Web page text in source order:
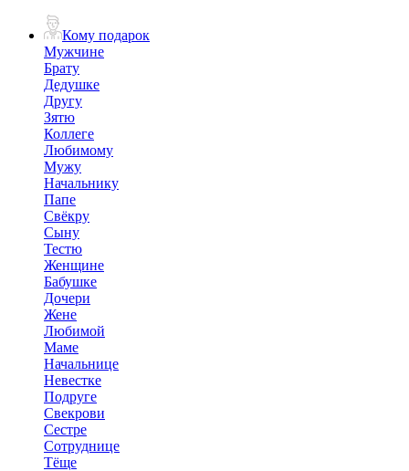
Кому подарок
Мужчине
Брату
Дедушке
Другу
Зятю
Коллеге
Любимому
Мужу
Начальнику
Папе
Свёкру
Сыну
Тестю
Женщине
Бабушке
Дочери
Жене
Любимой
Маме
Начальнице
Невестке
Подруге
Свекрови
Сестре
Сотруднице
Тёще